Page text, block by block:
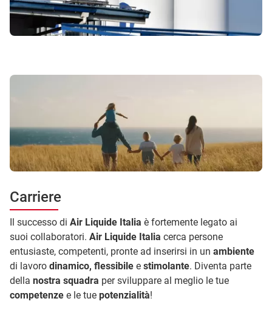
Carriere
Il successo di Air Liquide Italia è fortemente legato ai
suoi collaboratori. Air Liquide Italia cerca persone
entusiaste, competenti, pronte ad inserirsi in un ambiente
di lavoro dinamico, flessibile e stimolante. Diventa parte
della nostra squadra per sviluppare al meglio le tue
competenze e le tue potenzialità!